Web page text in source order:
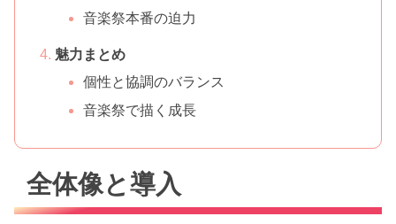
音楽祭本番の迫力
魅力まとめ
個性と協調のバランス
音楽祭で描く成長
全体像と導入